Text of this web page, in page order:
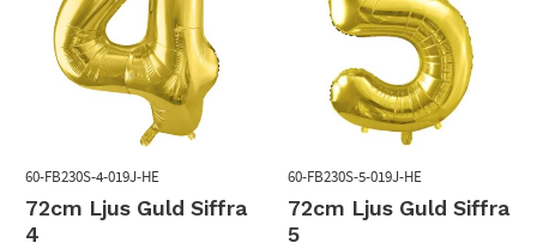
72cm Ljus Guld Siffra
4
60-FB230S-4-019J-HE
72cm Ljus Guld Siffra
5
60-FB230S-5-019J-HE